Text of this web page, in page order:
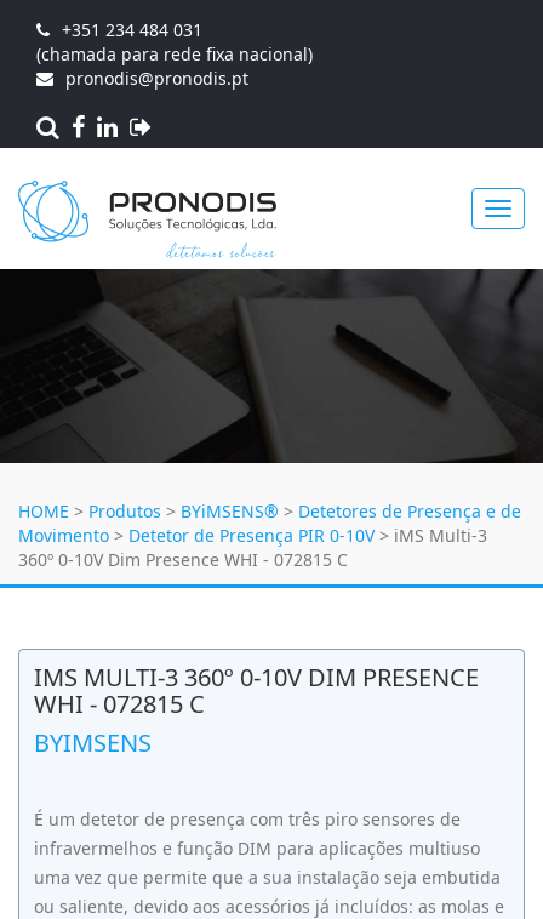
+351 234 484 031
(chamada para rede fixa nacional)
pronodis@pronodis.pt
HOME > Produtos > BYiMSENS® > Detetores de Presença e de
Movimento > Detetor de Presença PIR 0-10V > iMS Multi-3
360º 0-10V Dim Presence WHI - 072815 C
IMS MULTI-3 360º 0-10V DIM PRESENCE
WHI - 072815 C
BYIMSENS
É um detetor de presença com três piro sensores de
infravermelhos e função DIM para aplicações multiuso
uma vez que permite que a sua instalação seja embutida
ou saliente, devido aos acessórios já incluídos: as molas e